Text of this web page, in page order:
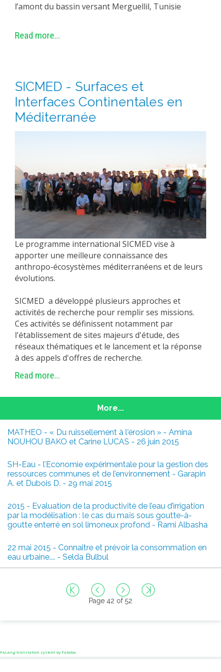
l’amont du bassin versant Merguellil, Tunisie
Read more...
SICMED - Surfaces et
Interfaces Continentales en
Méditerranée
Le programme international SICMED vise à
apporter une meilleure connaissance des
anthropo-écosystèmes méditerranéens et de leurs
évolutions.
SICMED a développé plusieurs approches et
activités de recherche pour remplir ses missions.
Ces activités se définissent notamment par
l'établissement de sites majeurs d'étude, des
réseaux thématiques et le lancement et la réponse
à des appels d'offres de recherche.
Read more...
More...
MATHEO - « Du ruissellement à l'érosion » - Amina
NOUHOU BAKO et Carine LUCAS - 26 juin 2015
SH-Eau - l’Economie expérimentale pour la gestion des
ressources communes et de l’environnement - Garapin
A. et Dubois D. - 29 mai 2015
2015 - Evaluation de la productivité de l’eau d’irrigation
par la modélisation : le cas du maïs sous goutte-à-
goutte enterré en sol limoneux profond - Rami Albasha
22 mai 2015 - Connaitre et prévoir la consommation en
eau urbaine.... - Selda Bulbul
Page 42 of 52
FaLang translation system by Faboba